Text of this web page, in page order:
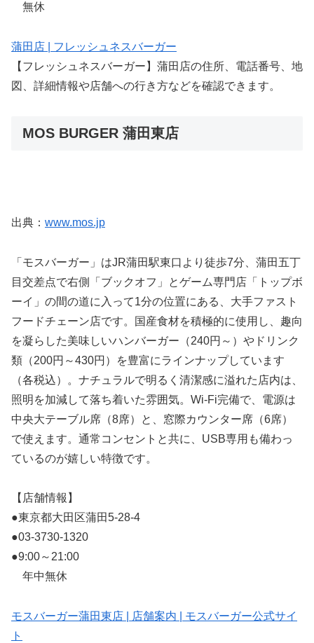
無休
蒲田店 | フレッシュネスバーガー
【フレッシュネスバーガー】蒲田店の住所、電話番号、地
図、詳細情報や店舗への行き方などを確認できます。
MOS BURGER 蒲田東店
出典： www.mos.jp
「モスバーガー」はJR蒲田駅東口より徒歩7分、蒲田五丁
目交差点で右側「ブックオフ」とゲーム専門店「トップボ
ーイ」の間の道に入って1分の位置にある、大手ファスト
フードチェーン店です。国産食材を積極的に使用し、趣向
を凝らした美味しいハンバーガー（240円～）やドリンク
類（200円～430円）を豊富にラインナップしています
（各税込）。ナチュラルで明るく清潔感に溢れた店内は、
照明を加減して落ち着いた雰囲気。Wi-Fi完備で、電源は
中央大テーブル席（8席）と、窓際カウンター席（6席）
で使えます。通常コンセントと共に、USB専用も備わっ
ているのが嬉しい特徴です。
【店舗情報】
●東京都大田区蒲田5-28-4
●03-3730-1320
●9:00～21:00
年中無休
モスバーガー蒲田東店 | 店舗案内 | モスバーガー公式サイ
ト